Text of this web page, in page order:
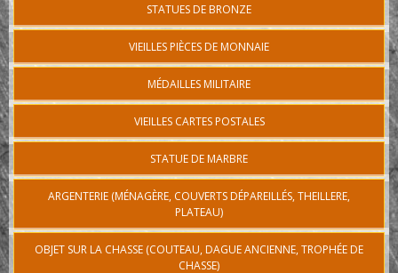
STATUES DE BRONZE
VIEILLES PIÈCES DE MONNAIE
MÉDAILLES MILITAIRE
VIEILLES CARTES POSTALES
STATUE DE MARBRE
ARGENTERIE (MÉNAGÈRE, COUVERTS DÉPAREILLÉS, THEILLERE,
PLATEAU)
OBJET SUR LA CHASSE (COUTEAU, DAGUE ANCIENNE, TROPHÉE DE
CHASSE)